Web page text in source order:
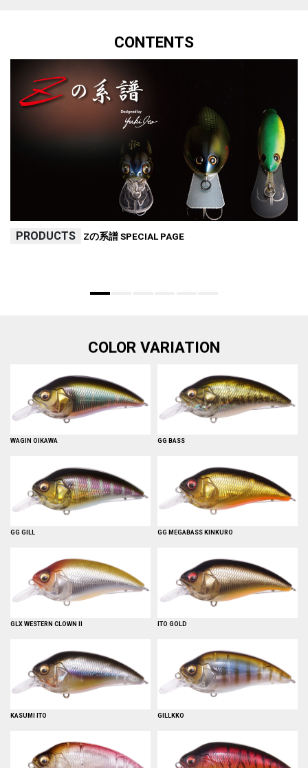
CONTENTS
PRODUCTS Zの系譜 SPECIAL PAGE
COLOR VARIATION
WAGIN OIKAWA GG BASS
GG GILL GG MEGABASS KINKURO
GLX WESTERN CLOWN II ITO GOLD
KASUMI ITO GILLKKO